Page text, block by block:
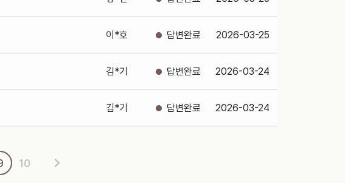
이*호 2026-03-25
김*기 2026-03-24
김*기 2026-03-24
10